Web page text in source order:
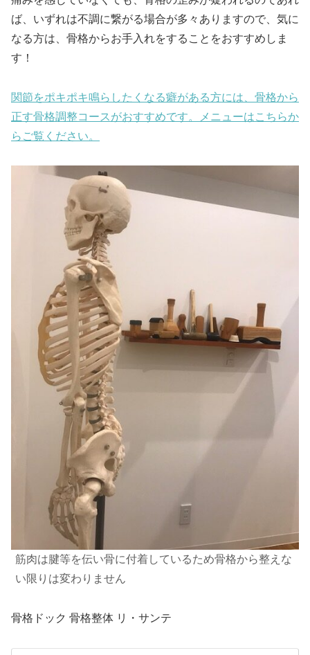
ば、いずれは不調に繋がる場合が多々ありますので、気に
なる方は、骨格からお手入れをすることをおすすめしま
す！
関節をポキポキ鳴らしたくなる癖がある方には、骨格から
正す骨格調整コースがおすすめです。メニューはこちらか
らご覧ください。
筋肉は腱等を伝い骨に付着しているため骨格から整えな
い限りは変わりません
骨格ドック 骨格整体 リ・サンテ